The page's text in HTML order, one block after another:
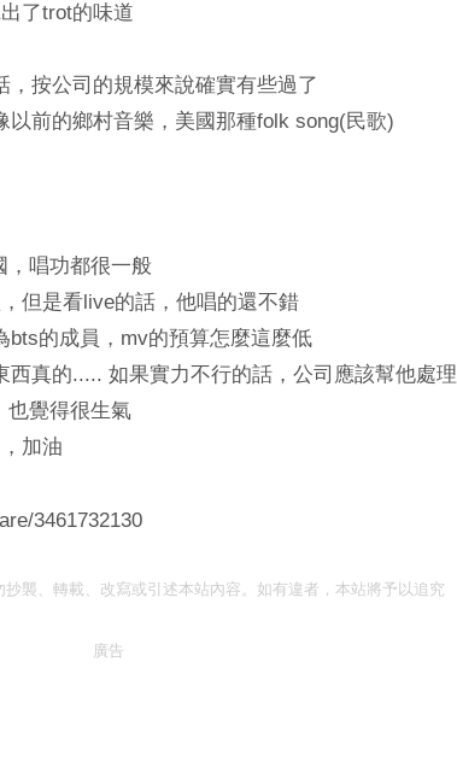
了trot的味道
，按公司的規模來說確實有些過了
以前的鄉村音樂，美國那種folk song(民歌)
，唱功都很一般
但是看live的話，他唱的還不錯
bts的成員，mv的預算怎麼這麼低
西真的..... 如果實力不行的話，公司應該幫他處理
也覺得很生氣
加油
3461732130
襲、轉載、改寫或引述本站內容。如有違者，本站將予以追究
廣告